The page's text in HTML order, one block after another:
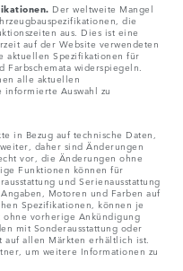
Der weltweite Mangel
die
aus. Dies ist eine
auf der Website verwendeten
aktuellen Spezifikationen für
widerspiegeln.
alle aktuellen
informierte Auswahl zu
in Bezug auf technische Daten,
daher sind Änderungen
vor, die Änderungen ohne
Funktionen können für
und Serienausstattung
Motoren und Farben auf
Spezifikationen, können je
vorherige Ankündigung
mit Sonderausstattung oder
auf allen Märkten erhältlich ist.
um weitere Informationen zu